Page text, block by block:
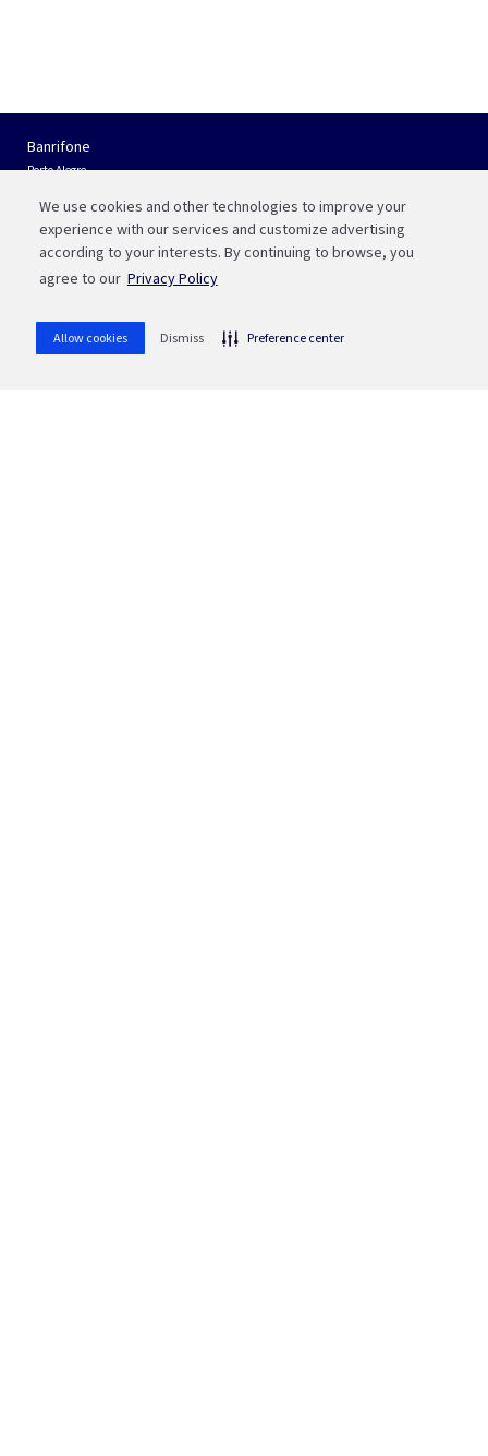
We use cookies and other technologies to improve your
experience with our services and customize advertising
according to your interests. By continuing to browse, you
agree to our Privacy Policy
Allow cookies Dismiss Preference center
Banrifone
Porto Alegre
(51) 3210 01 22
Interior do RS e Outros Estados
0800 541 88 55
Fale com a Bah
WhatsApp
whatsapp(51) 3215 1800